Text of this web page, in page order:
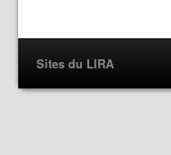
Sites du LIRA